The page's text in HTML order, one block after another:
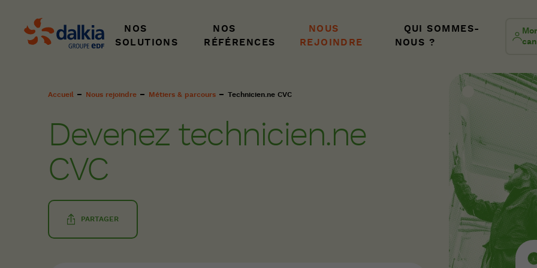
NOS
SOLUTIONS
NOS
RÉFÉRENCES
NOUS
REJOINDRE
QUI SOMMES-
NOUS ?
Fil
Accueil Nous rejoindre Métiers & parcours Technicien.ne CVC
Devenez technicien.ne
CVC
PARTAGER